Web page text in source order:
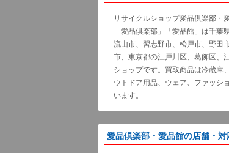
リサイクルショップ愛品倶楽部・
「愛品倶楽部」「愛品館」は千
流山市、習志野市、松戸市、野田
市、東京都の江戸川区、葛飾区、
ショップです。買取商品は冷蔵庫
ウトドア用品、ウェア、ファッシ
います。
愛品倶楽部・愛品館の店舗・対